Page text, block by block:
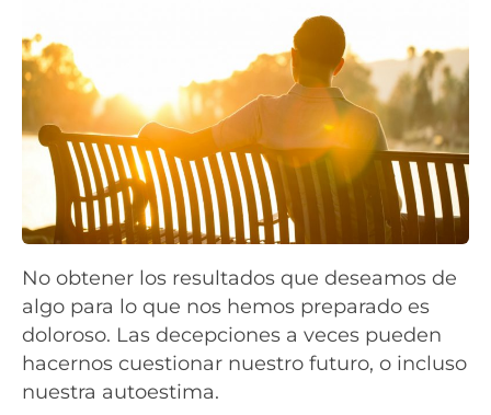
No obtener los resultados que deseamos de
algo para lo que nos hemos preparado es
doloroso. Las decepciones a veces pueden
hacernos cuestionar nuestro futuro, o incluso
nuestra autoestima.